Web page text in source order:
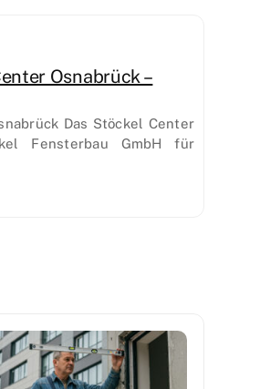
Osnabrück –
Das Stöckel Center
Fensterbau GmbH für